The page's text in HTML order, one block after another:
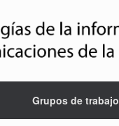
Grupos de trabajo